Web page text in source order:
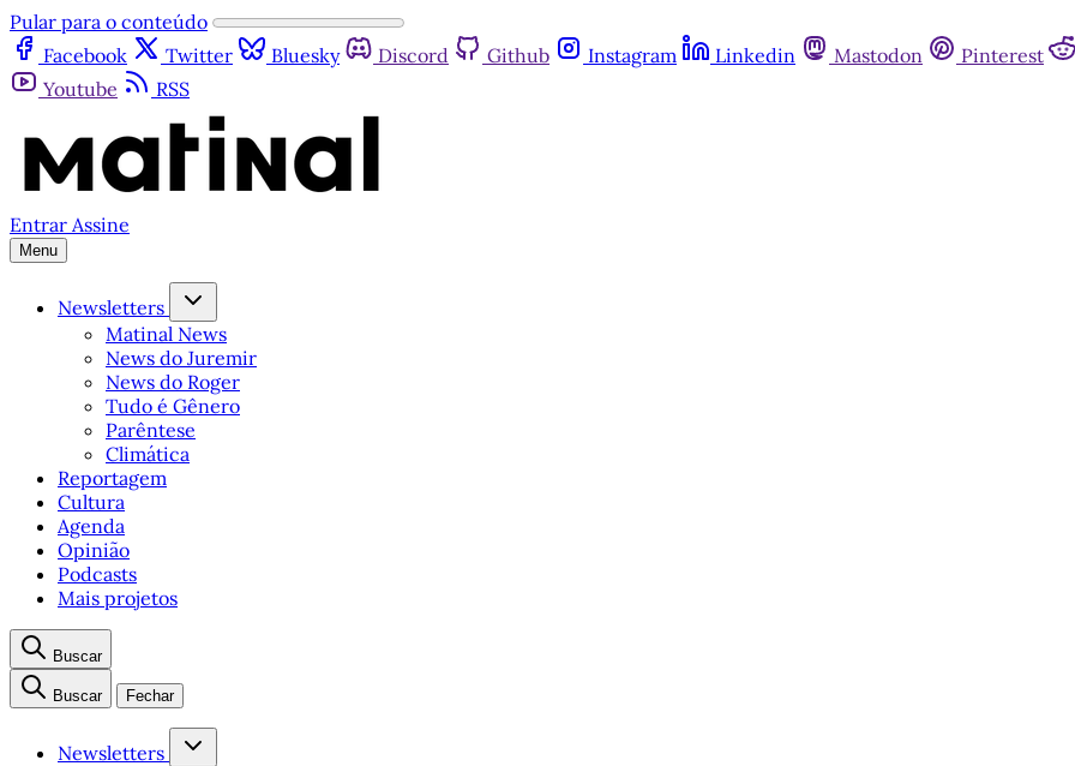
Pular para o conteúdo
Facebook
Twitter Bluesky Discord Github Instagram Linkedin Mastodon Pinterest
Youtube
RSS
Entrar Assine
Menu
Newsletters
Matinal News
News do Juremir
News do Roger
Tudo é Gênero
Parêntese
Climática
Reportagem
Cultura
Agenda
Opinião
Podcasts
Mais projetos
Buscar
Buscar Fechar
Newsletters